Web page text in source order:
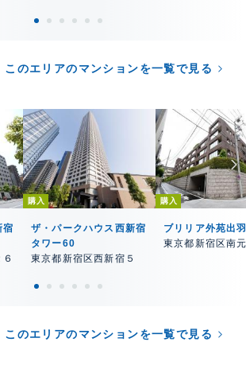
このエリアのマンションを一覧で見る
宿
購入
ザ・パークハウス西新宿
タワー60
東京都新宿区西新宿５
購入
ブリリア外苑出
東京都新宿区南
このエリアのマンションを一覧で見る